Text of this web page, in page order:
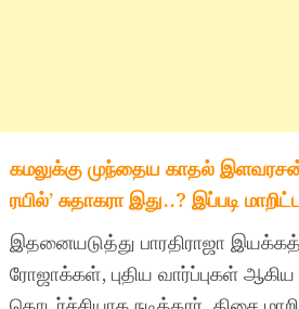
கமலுக்கு முந்தைய காதல்
ரயில்’ சுதாகரா இது..? இப்படி
இதனையடுத்து பாரதிராஜா
ரோஜாக்கள், புதிய வார்ப்புகள்